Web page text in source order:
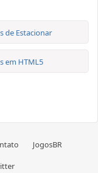
de Estacionar
em HTML5
JogosBR